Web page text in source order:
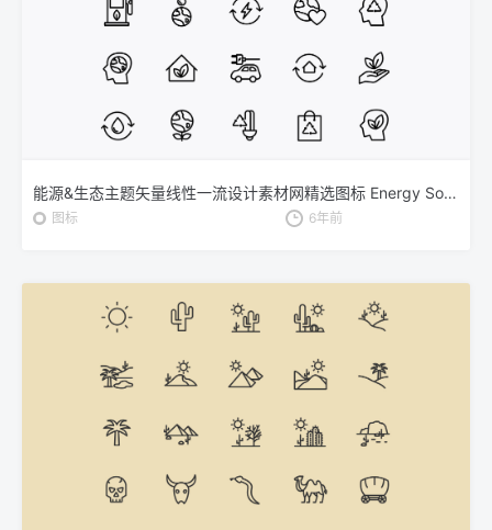
能源&生态主题矢量线性一流设计素材网精选图标 Energy Source & Ecology Icons
图标 6年前